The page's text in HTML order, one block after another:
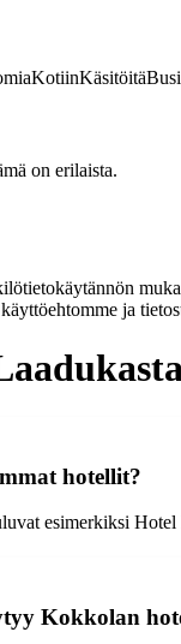
KotiinKäsitöitä
on erilaista.
ja
hotellit?
esimerkiksi
Kokkolan